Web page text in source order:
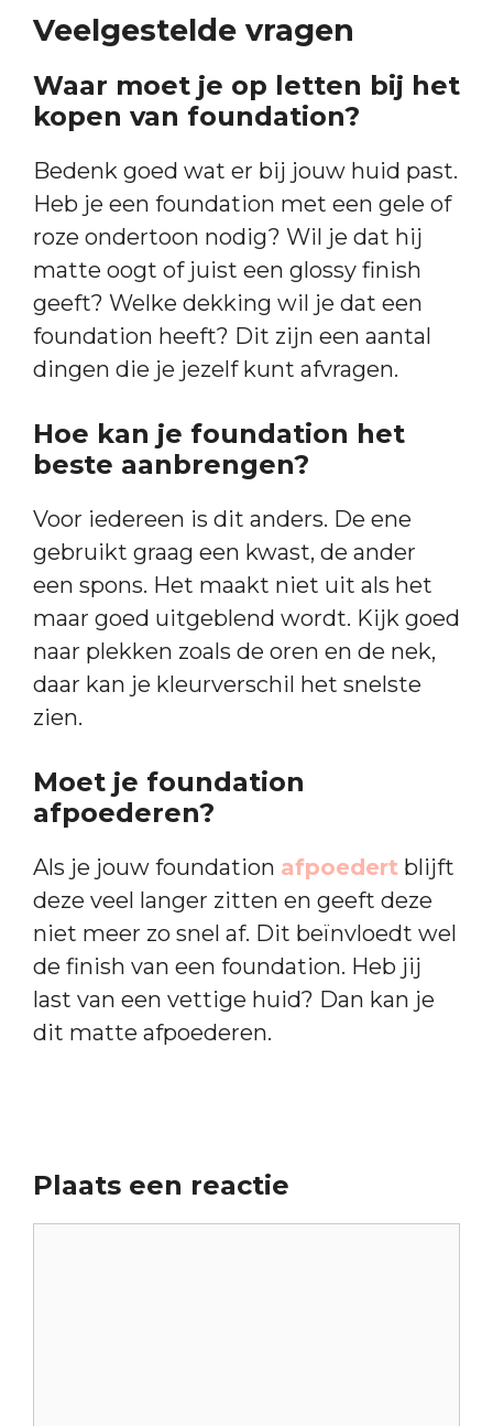
Veelgestelde vragen
Waar moet je op letten bij het
kopen van foundation?
Bedenk goed wat er bij jouw huid past.
Heb je een foundation met een gele of
roze ondertoon nodig? Wil je dat hij
matte oogt of juist een glossy finish
geeft? Welke dekking wil je dat een
foundation heeft? Dit zijn een aantal
dingen die je jezelf kunt afvragen.
Hoe kan je foundation het
beste aanbrengen?
Voor iedereen is dit anders. De ene
gebruikt graag een kwast, de ander
een spons. Het maakt niet uit als het
maar goed uitgeblend wordt. Kijk goed
naar plekken zoals de oren en de nek,
daar kan je kleurverschil het snelste
zien.
Moet je foundation
afpoederen?
Als je jouw foundation afpoedert blijft
deze veel langer zitten en geeft deze
niet meer zo snel af. Dit beïnvloedt wel
de finish van een foundation. Heb jij
last van een vettige huid? Dan kan je
dit matte afpoederen.
Plaats een reactie